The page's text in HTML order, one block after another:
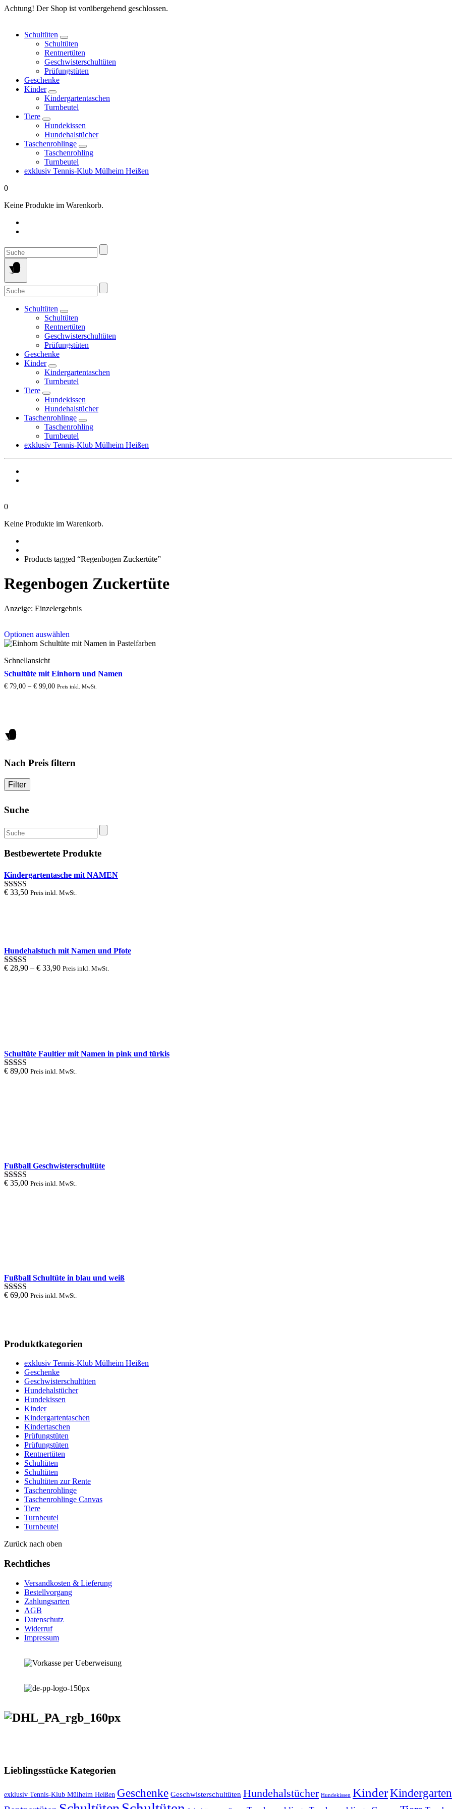
Springe
Achtung! Der Shop ist vorübergehend geschlossen.
Schultüten
Schultüten
Rentnertüten
Geschwisterschultüten
Prüfungstüten
Geschenke
Kinder
Kindergartentaschen
Turnbeutel
Tiere
Hundekissen
Hundehalstücher
Taschenrohlinge
Taschenrohling
Turnbeutel
exklusiv Tennis-Klub Mülheim Heißen
0
Keine Produkte im Warenkorb.
Suche
nach:
Suche
nach:
Schultüten
Schultüten
Rentnertüten
Geschwisterschultüten
Prüfungstüten
Geschenke
Kinder
Kindergartentaschen
Turnbeutel
Tiere
Hundekissen
Hundehalstücher
Taschenrohlinge
Taschenrohling
Turnbeutel
exklusiv Tennis-Klub Mülheim Heißen
0
Keine Produkte im Warenkorb.
Products tagged “Regenbogen Zuckertüte”
Regenbogen Zuckertüte
Anzeige: Einzelergebnis
Optionen auswählenproduct
has
The
may
Schnellansicht
Schultüte mit Einhorn und Namen
€ 79,00 – € 99,00 Preis inkl. MwSt.
Nach Preis filtern
Filter
Suche
Suche
nach:
Bestbewertete Produkte
Kindergartentasche mit NAMEN
Bewertung
€ 33,50 Preis inkl. MwSt.
Hundehalstuch mit Namen und Pfote
Bewertung
€ 28,90 – € 33,90 Preis inkl. MwSt.
Schultüte Faultier mit Namen in pink und türkis
Bewertung
€ 89,00 Preis inkl. MwSt.
Fußball Geschwisterschultüte
Bewertung
€ 35,00 Preis inkl. MwSt.
Fußball Schultüte in blau und weiß
Bewertung
€ 69,00 Preis inkl. MwSt.
Produktkategorien
exklusiv Tennis-Klub Mülheim Heißen
Geschenke
Geschwisterschultüten
Hundehalstücher
Hundekissen
Kinder
Kindergartentaschen
Kindertaschen
Prüfungstüten
Prüfungstüten
Rentnertüten
Schultüten
Schultüten
Schultüten zur Rente
Taschenrohlinge
Taschenrohlinge Canvas
Tiere
Turnbeutel
Turnbeutel
Zurück nach oben
Rechtliches
Versandkosten & Lieferung
Bestellvorgang
Zahlungsarten
AGB
Datenschutz
Widerruf
Impressum
Lieblingsstücke Kategorien
exklusiv Tennis-Klub Mülheim Heißen Geschenke Geschwisterschultüten Hundehalstücher Hundekissen Kinder